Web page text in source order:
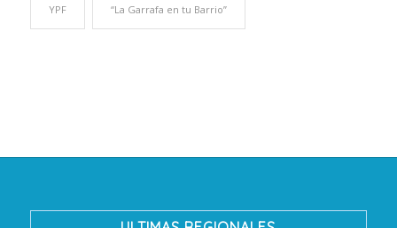
YPF “La Garrafa en tu Barrio”